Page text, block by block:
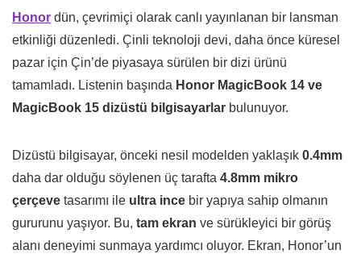
Honor dün, çevrimiçi olarak canlı yayınlanan bir lansman
etkinliği düzenledi. Çinli teknoloji devi, daha önce küresel
pazar için Çin’de piyasaya sürülen bir dizi ürünü
tamamladı. Listenin başında Honor MagicBook 14 ve
MagicBook 15 dizüstü bilgisayarlar bulunuyor.
Dizüstü bilgisayar, önceki nesil modelden yaklaşık 0.4mm
daha dar olduğu söylenen üç tarafta 4.8mm mikro
çerçeve tasarımı ile ultra ince bir yapıya sahip olmanın
gururunu yaşıyor. Bu, tam ekran ve sürükleyici bir görüş
alanı deneyimi sunmaya yardımcı oluyor. Ekran, Honor’un